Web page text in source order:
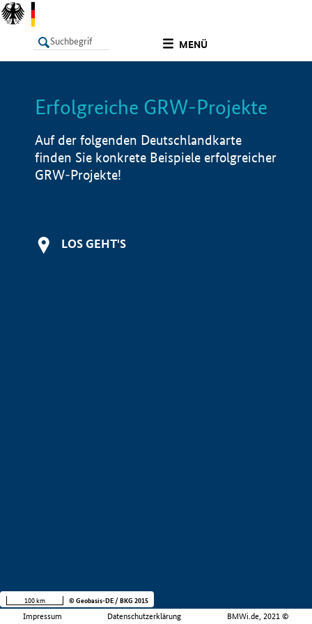
MENÜ
LISTE Info
Erfolgreiche GRW-Projekte
Auf der folgenden Deutschlandkarte
finden Sie konkrete Beispiele erfolgreicher
GRW-Projekte!
LOS GEHT'S
Impressum Datenschutzerklärung BMWi.de, 2021 ©
100 km © Geobasis-DE / BKG 2015